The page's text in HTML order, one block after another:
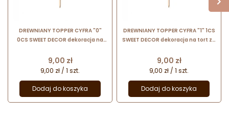
DREWNIANY TOPPER CYFRA "0"
0CS SWEET DECOR dekoracja na
Cena
9,00 zł
9,00 zł / 1 szt.
Dodaj do koszyka
DREWNIANY TOPPER CYFRA "1" 1CS
SWEET DECOR dekoracja na tort ze
Cena
9,00 zł
9,00 zł / 1 szt.
Dodaj do koszyka